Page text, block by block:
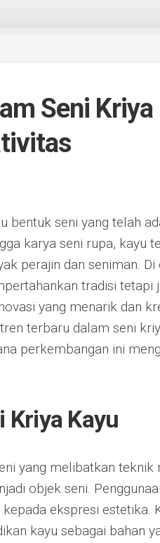
Seni Kriya
bentuk seni yang telah
karya seni rupa, kayu
perajin dan seniman.
tradisi tetapi
yang menarik dan
terbaru dalam seni
perkembangan ini
Kriya Kayu
yang melibatkan teknik
objek seni.
ekspresi estetika.
kayu sebagai bahan